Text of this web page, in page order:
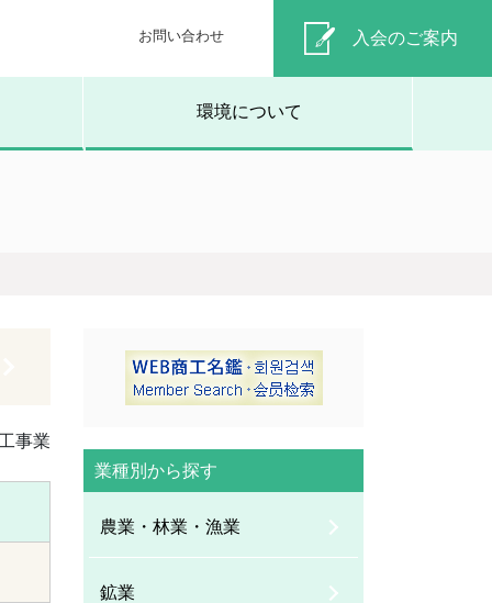
お問い合わせ 入会のご案内
環境について
事業
業種別から探す
農業・林業・漁業
鉱業